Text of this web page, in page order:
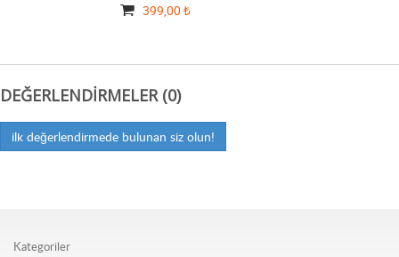
399,00 ₺
DEĞERLENDIRMELER (0)
ilk değerlendirmede bulunan siz olun!
Kategoriler